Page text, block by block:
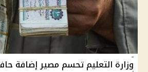
وزارة التعليم تحسم مصير إضافة